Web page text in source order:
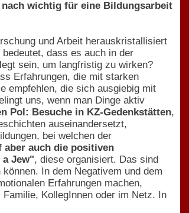
wichtig für eine Bildungsarbeit
und Arbeit herauskristallisiert
dass es auch in der
sein, um langfristig zu wirken?
Erfahrungen, die mit starken
empfehlen, die sich ausgiebig mit
uns, wenn man Dinge aktiv
Pol: Besuche in KZ-Gedenkstätten,
auseinandersetzt,
bei welchen der
aber auch die positiven
Jew", diese organisiert. Das sind
In dem Negativem und dem
Erfahrungen machen,
KollegInnen oder im Netz. In